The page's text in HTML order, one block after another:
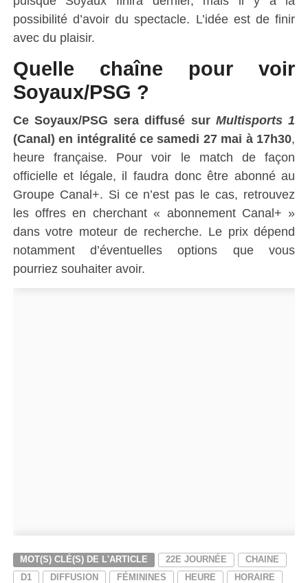
possibilité d’avoir du spectacle. L’idée est de finir
avec du plaisir.
Quelle chaîne pour voir
Soyaux/PSG ?
Ce Soyaux/PSGsera diffusé surMultisports 1
(Canal) en intégralité ce samedi 27 mai à 17h30,
heure française. Pour voir le match de façon
officielle et légale, il faudra donc être abonné au
Groupe Canal+. Si ce n’est pas le cas, retrouvez
les offres en cherchant « abonnement Canal+ »
dans votre moteur de recherche. Le prix dépend
notamment d’éventuelles options que vous
pourriez souhaiter avoir.
MOT(S) CLÉ(S) DE L'ARTICLE 22E JOURNÉE
CHAINE
D1
DIFFUSION FÉMININES HEURE HORAIRE